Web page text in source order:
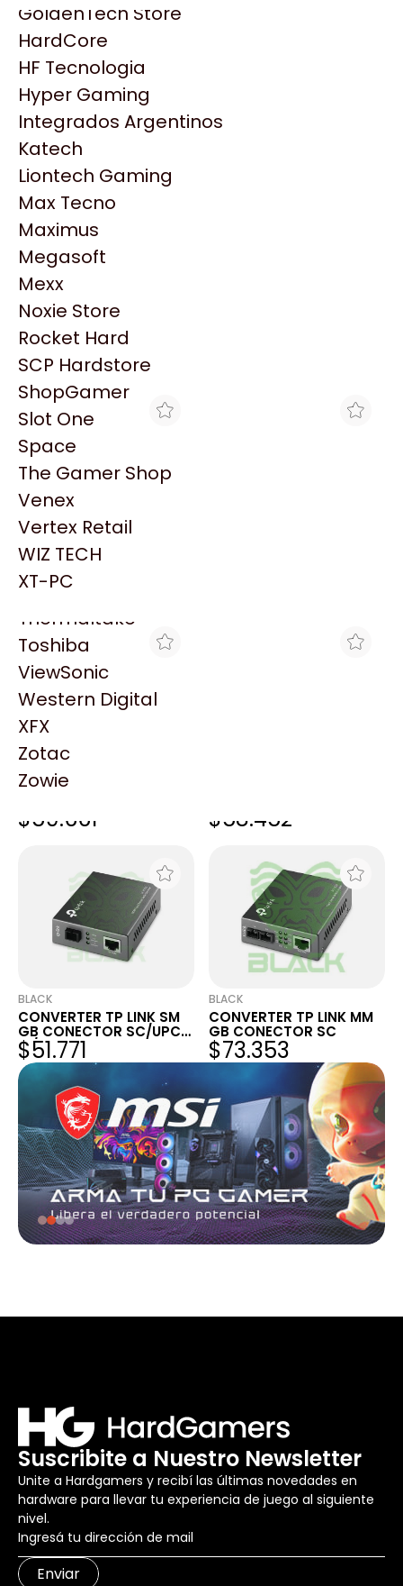
HP
HyperX
INNO3D
Intel
Kingston
Lenovo
Logitech
MSI
NVIDIA GeForce
NZXT
PNY
Palit
Philips
PowerColor
Razer
Redragon
Samsung
Sandisk
Sapphire
Seagate
Sentey
Solarmax
Thermaltake
Toshiba
ViewSonic
Western Digital
XFX
Zotac
Zowie
GoldenTech Store
HardCore
HF Tecnologia
Hyper Gaming
Integrados Argentinos
Katech
Liontech Gaming
Max Tecno
Maximus
Megasoft
Mexx
Noxie Store
Rocket Hard
SCP Hardstore
ShopGamer
Slot One
Space
The Gamer Shop
Venex
Vertex Retail
WIZ TECH
XT-PC
Productos
Similares
Explorá más productos similares
BLACK
CONVERTER TP LINK SM
$73.353
MEDIA CONVERTER TP-
$59.661 $58.452
BLACK
CONVERTER TP LINK SM
GB CONECTOR SC/UPC
10/100MBPS
$51.771
BLACK
CONVERTER TP LINK MM
GB CONECTOR SC
$73.353
Suscribite a Nuestro Newsletter
Unite a Hardgamers y recibí las últimas novedades en
hardware para llevar tu experiencia de juego al siguiente
nivel.
Enviar